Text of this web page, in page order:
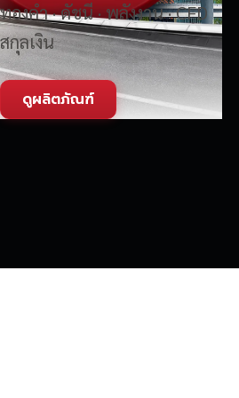
ทองคำ · ดัชนี · พลังงาน · CFD
สกุลเงิน
ดูผลิตภัณฑ์